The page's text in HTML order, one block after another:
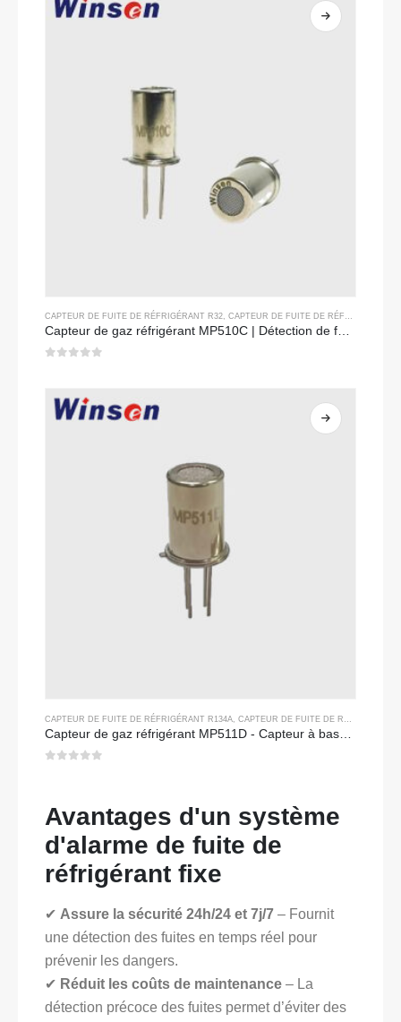
CAPTEUR DE FUITE DE RÉFRIGÉRANT R32, CAPTEUR DE FUITE DE RÉFRIGÉRANT R134A
Capteur de gaz réfrigérant MP510C | Détection de fuite de freon à haute sensibilité pour R32, R134A, R410A, R290
CAPTEUR DE FUITE DE RÉFRIGÉRANT R134A, CAPTEUR DE FUITE DE RÉFRIGÉRANT R290
Capteur de gaz réfrigérant MP511D - Capteur à base de semi-conducteur pour détection de fuite de réfrigérant
Avantages d'un système
d'alarme de fuite de
réfrigérant fixe
✔ Assure la sécurité 24h/24 et 7j/7 – Fournit
une détection des fuites en temps réel pour
prévenir les dangers.
✔ Réduit les coûts de maintenance – La
détection précoce des fuites permet d’éviter des